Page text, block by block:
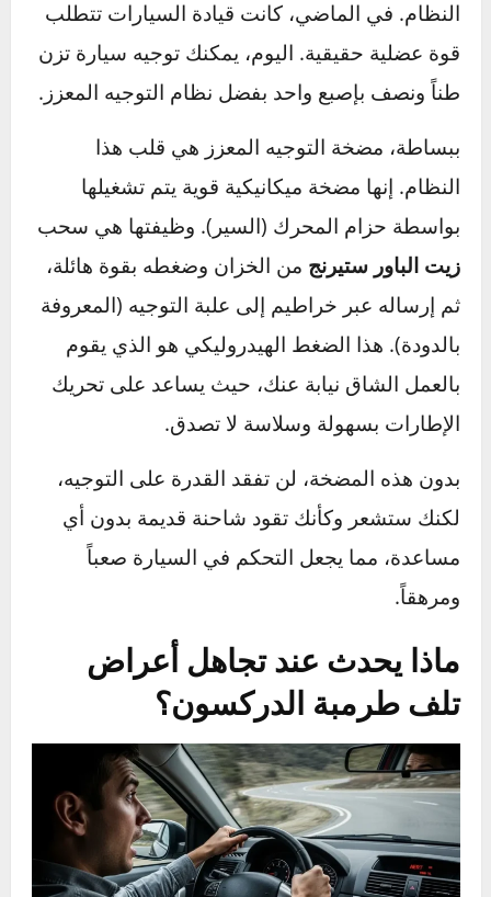
كيف تعمل مضخة التوجيه؟ شرح
مبسط لدورها الحيوي
لكي نفهم المشكلة، يجب أن نعرف كيف يعمل
النظام. في الماضي، كانت قيادة السيارات تتطلب
قوة عضلية حقيقية. اليوم، يمكنك توجيه سيارة تزن
طناً ونصف بإصبع واحد بفضل نظام التوجيه المعزز.
ببساطة، مضخة التوجيه المعزز هي قلب هذا
النظام. إنها مضخة ميكانيكية قوية يتم تشغيلها
بواسطة حزام المحرك (السير). وظيفتها هي سحب
زيت الباور ستيرنجمن الخزان وضغطه بقوة هائلة،
ثم إرساله عبر خراطيم إلى علبة التوجيه (المعروفة
بالدودة). هذا الضغط الهيدروليكي هو الذي يقوم
بالعمل الشاق نيابة عنك، حيث يساعد على تحريك
الإطارات بسهولة وسلاسة لا تصدق.
بدون هذه المضخة، لن تفقد القدرة على التوجيه،
لكنك ستشعر وكأنك تقود شاحنة قديمة بدون أي
مساعدة، مما يجعل التحكم في السيارة صعباً
ومرهقاً.
ماذا يحدث عند تجاهل أعراض